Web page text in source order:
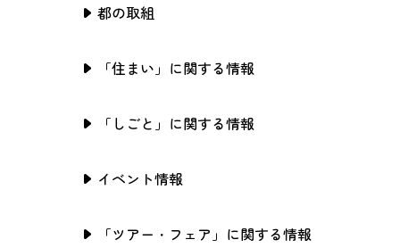
都の取組
「住まい」に関する情報
「しごと」に関する情報
イベント情報
「ツアー・フェア」に関する情報